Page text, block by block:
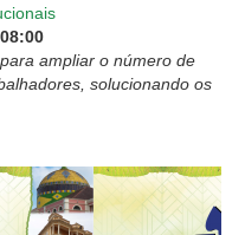
08:00
ampliar o número de
solucionando os